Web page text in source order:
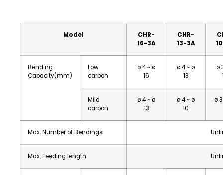
Model
CHR-
16-3A
CHR-
13-3A
Bending
Capacity(mm)
Low
carbon
ø 4 ~ ø
16
ø 4 ~ ø
13
ø
Mild
carbon
ø 4 ~ ø
13
ø 4 ~ ø
10
ø
Max. Number of Bendings
Max. Feeding length